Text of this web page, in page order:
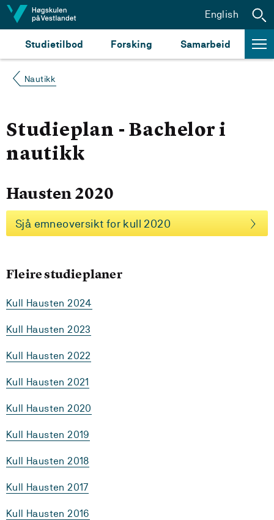
Hopp til innhald
Studietilbod Forsking Samarbeid
English
Nautikk
Studieplan - Bachelor i
nautikk
Hausten 2020
Sjå emneoversikt for kull 2020
Fleire studieplaner
Kull Hausten 2024
Kull Hausten 2023
Kull Hausten 2022
Kull Hausten 2021
Kull Hausten 2020
Kull Hausten 2019
Kull Hausten 2018
Kull Hausten 2017
Kull Hausten 2016